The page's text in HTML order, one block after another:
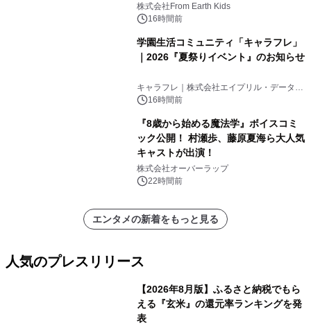
(日)開催
株式会社From Earth Kids
16時間前
学園生活コミュニティ「キャラフレ」
｜2026『夏祭りイベント』のお知らせ
キャラフレ｜株式会社エイプリル・データ・
デザインズ
16時間前
『8歳から始める魔法学』ボイスコミ
ック公開！ 村瀬歩、藤原夏海ら大人気
キャストが出演！
株式会社オーバーラップ
22時間前
エンタメの新着をもっと見る
人気のプレスリリース
【2026年8月版】ふるさと納税でもら
える『玄米』の還元率ランキングを発
表